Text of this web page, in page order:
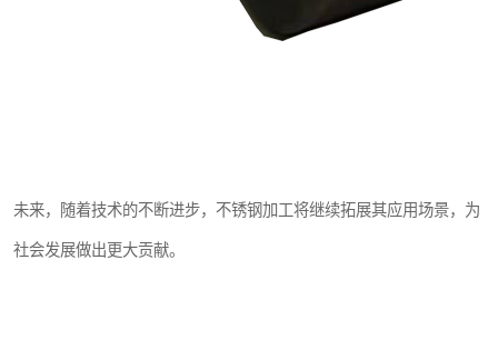
未来，随着技术的不断进步，不锈钢加工将继续拓展其应用场景，为
社会发展做出更大贡献。